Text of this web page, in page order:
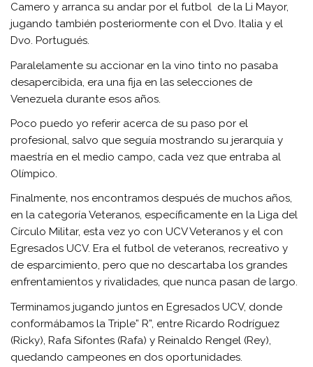
Camero y arranca su andar por el futbol de la Li Mayor,
jugando también posteriormente con el Dvo. Italia y el
Dvo. Portugués.
Paralelamente su accionar en la vino tinto no pasaba
desapercibida, era una fija en las selecciones de
Venezuela durante esos años.
Poco puedo yo referir acerca de su paso por el
profesional, salvo que seguía mostrando su jerarquía y
maestría en el medio campo, cada vez que entraba al
Olímpico.
Finalmente, nos encontramos después de muchos años,
en la categoría Veteranos, específicamente en la Liga del
Círculo Militar, esta vez yo con UCV Veteranos y el con
Egresados UCV. Era el futbol de veteranos, recreativo y
de esparcimiento, pero que no descartaba los grandes
enfrentamientos y rivalidades, que nunca pasan de largo.
Terminamos jugando juntos en Egresados UCV, donde
conformábamos la Triple” R”, entre Ricardo Rodríguez
(Ricky), Rafa Sifontes (Rafa) y Reinaldo Rengel (Rey),
quedando campeones en dos oportunidades.